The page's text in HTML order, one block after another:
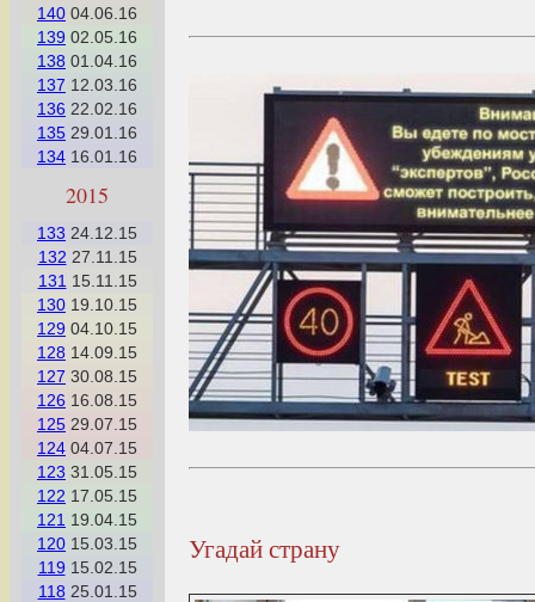
140 04.06.16
139 02.05.16
138 01.04.16
137 12.03.16
136 22.02.16
135 29.01.16
134 16.01.16
2015
133 24.12.15
132 27.11.15
131 15.11.15
130 19.10.15
129 04.10.15
128 14.09.15
127 30.08.15
126 16.08.15
125 29.07.15
124 04.07.15
123 31.05.15
122 17.05.15
121 19.04.15
120 15.03.15
119 15.02.15
118 25.01.15
Угадай страну